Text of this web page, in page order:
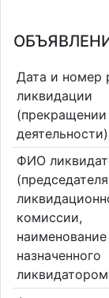
Дата и номер
ликвидации
(прекращении
деятельности)
ФИО
(председателя
комиссии,
назначенного